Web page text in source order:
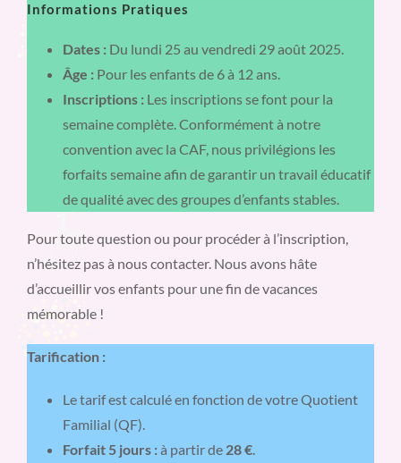
Informations Pratiques
Dates : Du lundi 25 au vendredi 29 août 2025.
Âge : Pour les enfants de 6 à 12 ans.
Inscriptions : Les inscriptions se font pour la
semaine complète. Conformément à notre
convention avec la CAF, nous privilégions les
forfaits semaine afin de garantir un travail éducatif
de qualité avec des groupes d’enfants stables.
Pour toute question ou pour procéder à l’inscription,
n’hésitez pas à nous contacter. Nous avons hâte
d’accueillir vos enfants pour une fin de vacances
mémorable !
Tarification :
Le tarif est calculé en fonction de votre Quotient
Familial (QF).
Forfait 5 jours :à partir de 28 €.